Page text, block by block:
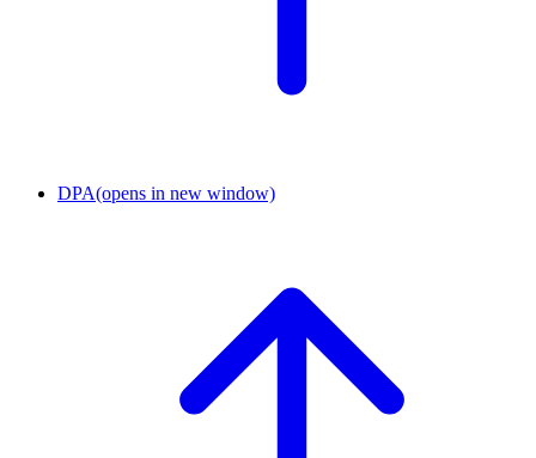
DPA(opens in new window)